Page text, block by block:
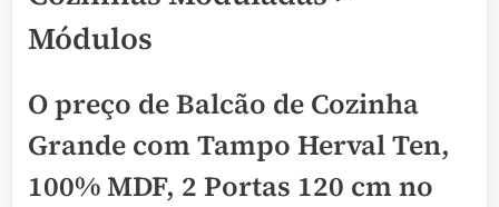
Módulos
O preço de Balcão de Cozinha
Grande com Tampo Herval Ten,
100% MDF, 2 Portas 120 cm no